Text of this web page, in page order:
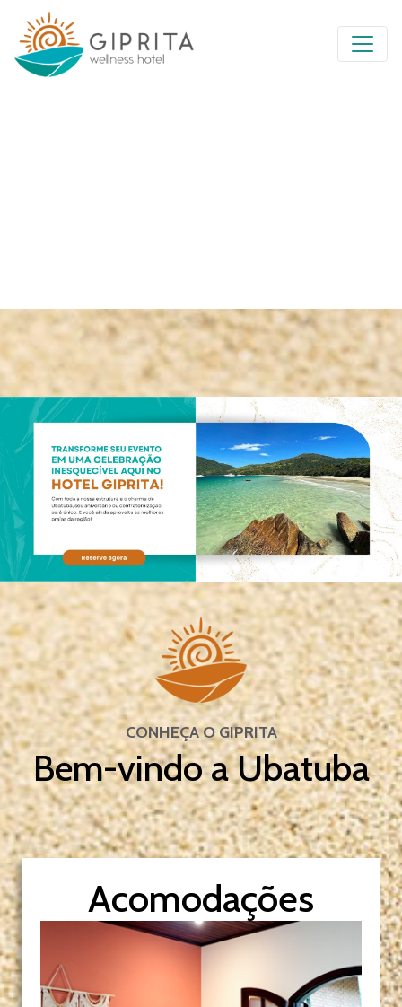
CONHEÇA O GIPRITA
Bem-vindo a Ubatuba
Acomodações